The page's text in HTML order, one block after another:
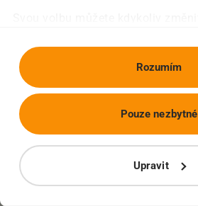
Rozumím
Upravit
Pouze nezbytné